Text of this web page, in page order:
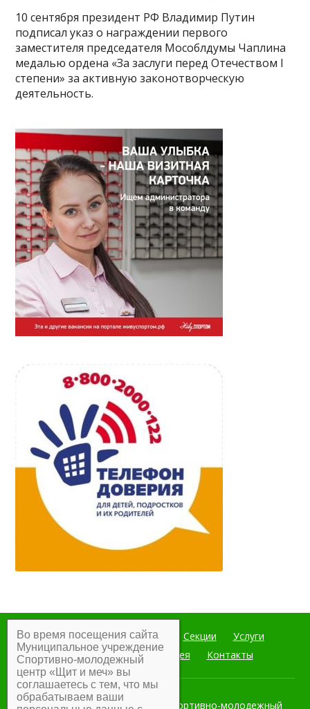
10 сентября президент РФ Владимир Путин
подписал указ о награждении первого
заместителя председателя Мособлдумы Чаплина
медалью ордена «За заслуги перед Отечеством I
степени» за активную законотворческую
деятельность.
Главная Мероприятия Секции
Услуги
Документы
Фотогалерея Контакты
Муниципальное учреждение Спортивно-молодежный
Во время посещения сайта
Муниципальное учреждение
Спортивно-молодежный
центр «Щит и меч» вы
соглашаетесь с тем, что мы
обрабатываем ваши